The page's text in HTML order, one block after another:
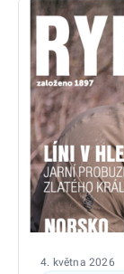
4. května 2026